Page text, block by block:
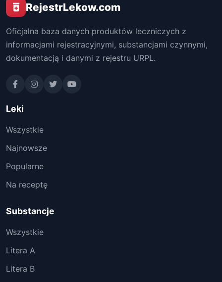
RejestrLekow.com
Oficjalna baza danych produktów leczniczych z
informacjami rejestracyjnymi, substancjami czynnymi,
dokumentacją i danymi z rejestru URPL.
Leki
Wszystkie
Najnowsze
Popularne
Na receptę
Substancje
Wszystkie
Litera A
Litera B